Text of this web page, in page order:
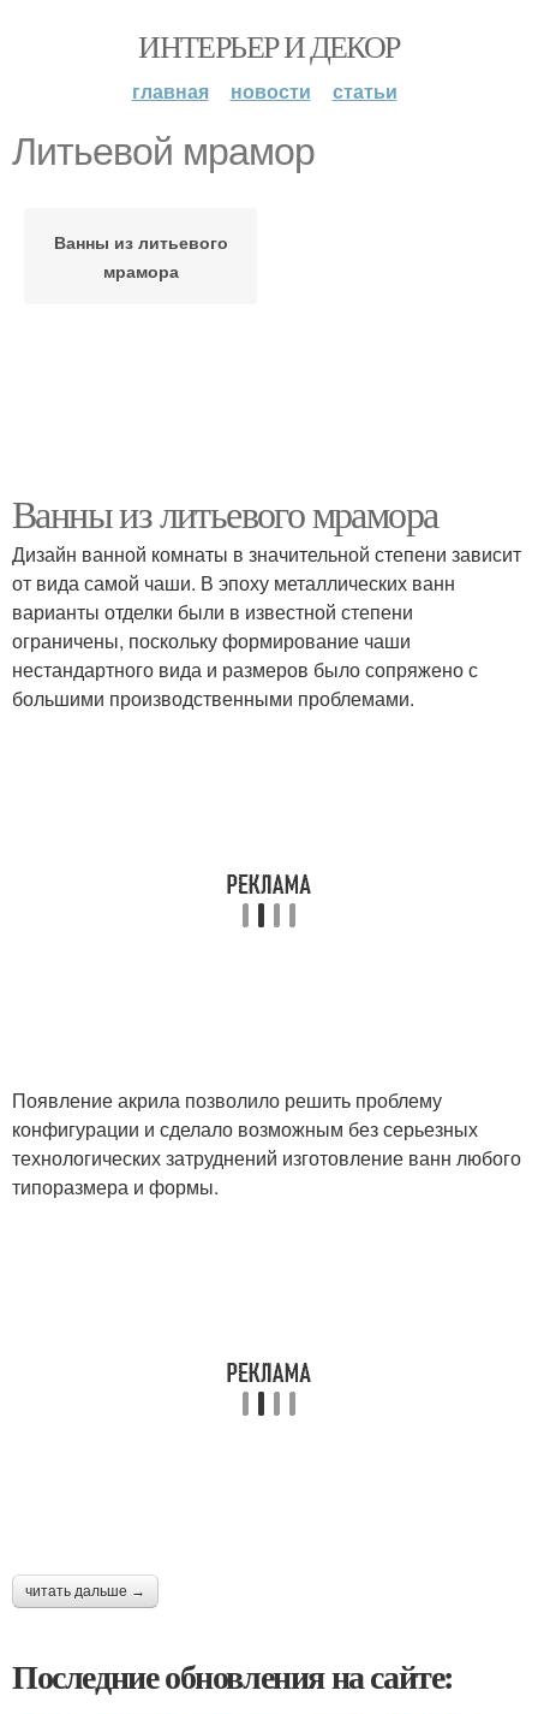
ИНТЕРЬЕР И ДЕКОР
главная новости статьи
Литьевой мрамор
Ванны из литьевого
мрамора
Ванны из литьевого мрамора
Дизайн ванной комнаты в значительной степени зависит
от вида самой чаши. В эпоху металлических ванн
варианты отделки были в известной степени
ограничены, поскольку формирование чаши
нестандартного вида и размеров было сопряжено с
большими производственными проблемами.
Появление акрила позволило решить проблему
конфигурации и сделало возможным без серьезных
технологических затруднений изготовление ванн любого
типоразмера и формы.
читать дальше →
Последние обновления на сайте: